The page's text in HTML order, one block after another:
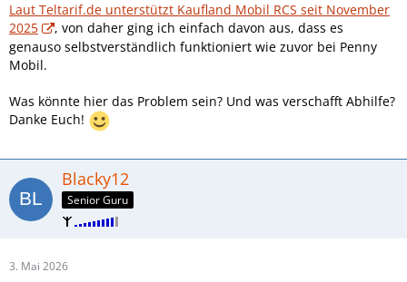
Laut Teltarif.de unterstützt Kaufland Mobil RCS seit November
2025
, von daher ging ich einfach davon aus, dass es
genauso selbstverständlich funktioniert wie zuvor bei Penny
Mobil.
Was könnte hier das Problem sein? Und was verschafft Abhilfe?
Danke Euch!
Blacky12
Senior Guru
3. Mai 2026